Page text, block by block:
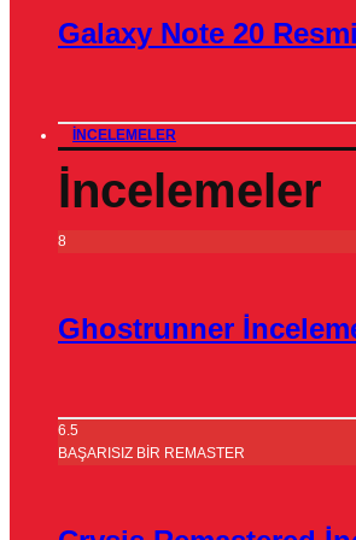
Galaxy Note 20
İNCELEMELER
İncelemeler
8
Ghostrunner
6.5
BAŞARISIZ BİR REMASTER